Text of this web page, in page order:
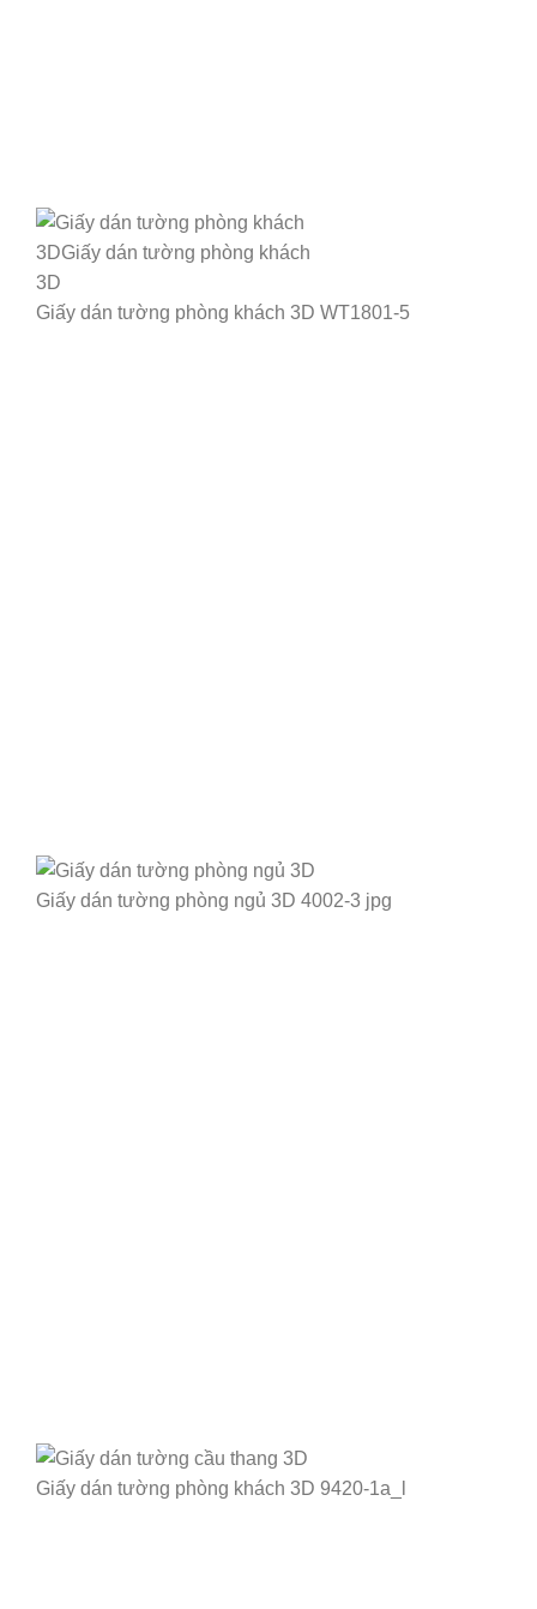
Giấy dán tường phòng khách 3D WT1801-5
Giấy dán tường phòng ngủ 3D 4002-3 jpg
Giấy dán tường phòng khách 3D 9420-1a_l